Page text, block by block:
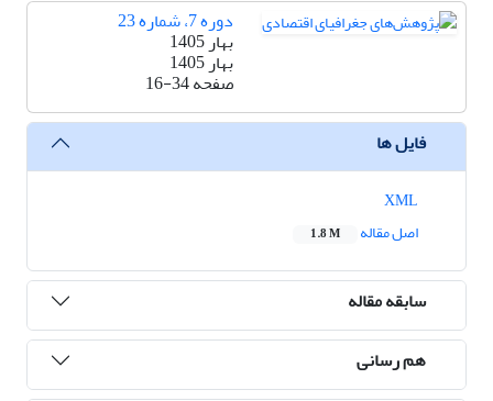
دوره 7، شماره 23
بهار 1405
بهار 1405
صفحه16-34
فایل ها
اصل مقاله
1.8 M
سابقه مقاله
هم رسانی